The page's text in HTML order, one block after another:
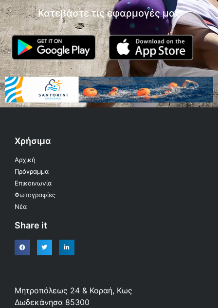
Κατεβάστε τις εφαρμογές μας
Χρήσιμα
Αρχική
Πρόγραμμα
Επικοινωνία
Φωτογραφίες
Νέα
Share it
Μητροπόλεως 24 & Κοραή, Κως
Δωδεκάνησα 85300